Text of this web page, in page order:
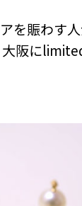
を賑わす
大阪に